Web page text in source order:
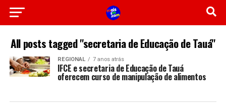
All posts tagged "secretaria de Educação de Tauá"
REGIONAL 7 anos atrás
IFCE e secretaria de Educação de Tauá
oferecem curso de manipulação de alimentos